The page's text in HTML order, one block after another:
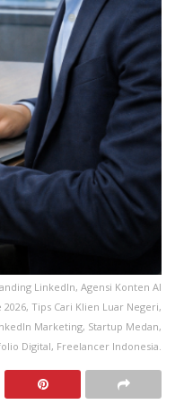
LinkedIn, Agensi Konten AI
Tips Cari Klien Luar Negeri,
Marketing, Startup Medan,
Digital, Freelancer Indonesia.